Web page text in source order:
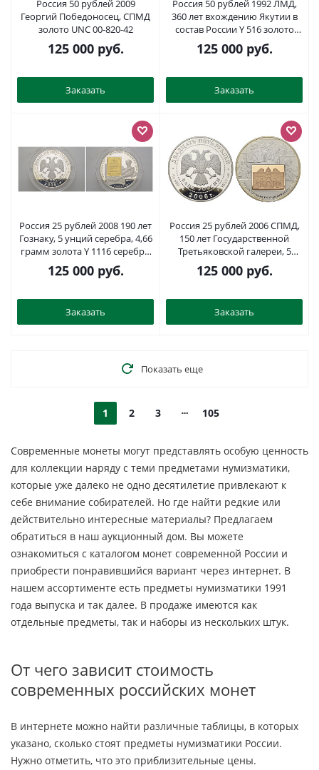
Россия 50 рублей 2009
Георгий Победоносец, СПМД
золото UNC 00-820-42
125 000руб.
Заказать
Россия 50 рублей 1992 ЛМД,
360 лет вхождению Якутии в
состав России Y 516 золото
PROOF 10-020-45
125 000руб.
Заказать
Россия 25 рублей 2008 190 лет
Гознаку, 5 унций серебра, 4,66
грамм золота Y 1116 серебро
и золото PROOF 11-142-11-3
125 000руб.
Заказать
Россия 25 рублей 2006 СПМД,
150 лет Государственной
Третьяковской галереи, 5
унций серебра, 4,66 грамм
золота Y 1047 серебро и
125 000руб.
Заказать
Показать еще
1 2 3 105
Современные монеты могут представлять особую ценность
для коллекции наряду с теми предметами нумизматики,
которые уже далеко не одно десятилетие привлекают к
себе внимание собирателей. Но где найти редкие или
действительно интересные материалы? Предлагаем
обратиться в наш аукционный дом. Вы можете
ознакомиться с каталогом монет современной России и
приобрести понравившийся вариант через интернет. В
нашем ассортименте есть предметы нумизматики 1991
года выпуска и так далее. В продаже имеются как
отдельные предметы, так и наборы из нескольких штук.
От чего зависит стоимость
современных российских монет
В интернете можно найти различные таблицы, в которых
указано, сколько стоят предметы нумизматики России.
Нужно отметить, что это приблизительные цены.